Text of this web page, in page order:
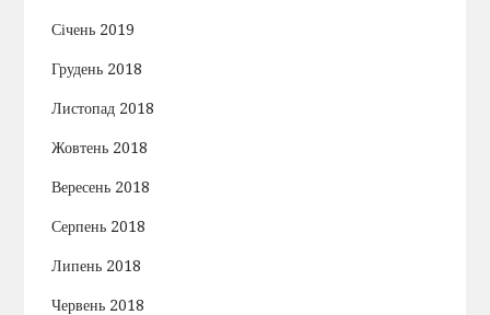
Січень 2019
Грудень 2018
Листопад 2018
Жовтень 2018
Вересень 2018
Серпень 2018
Липень 2018
Червень 2018